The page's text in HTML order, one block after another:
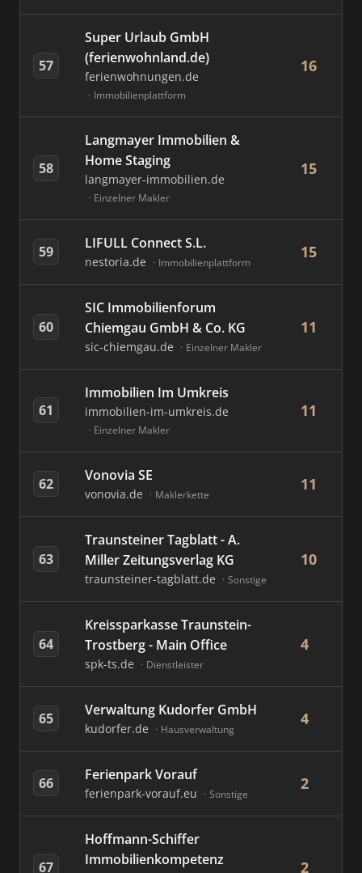
57
Super Urlaub GmbH
(ferienwohnland.de)
ferienwohnungen.de
Immobilienplattform
16
58
Langmayer Immobilien &
Home Staging
langmayer-immobilien.de
Einzelner Makler
15
59 LIFULL Connect S.L.
nestoria.de Immobilienplattform
15
60
SIC Immobilienforum
Chiemgau GmbH & Co. KG
sic-chiemgau.de Einzelner Makler
11
61
Immobilien Im Umkreis
immobilien-im-umkreis.de
Einzelner Makler
11
62 Vonovia SE
vonovia.de Maklerkette
11
63
Traunsteiner Tagblatt - A.
Miller Zeitungsverlag KG
traunsteiner-tagblatt.de Sonstige
10
64
Kreissparkasse Traunstein-
Trostberg - Main Office
spk-ts.de Dienstleister
4
65 Verwaltung Kudorfer GmbH
kudorfer.de Hausverwaltung
4
66 Ferienpark Vorauf
ferienpark-vorauf.eu Sonstige
2
67
Hoffmann-Schiffer
Immobilienkompetenz
2